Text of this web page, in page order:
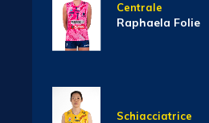
Centrale
Raphaela Folie
Schiacciatrice